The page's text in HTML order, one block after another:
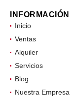
INFORMACIÓN
Inicio
Ventas
Alquiler
Servicios
Blog
Nuestra Empresa